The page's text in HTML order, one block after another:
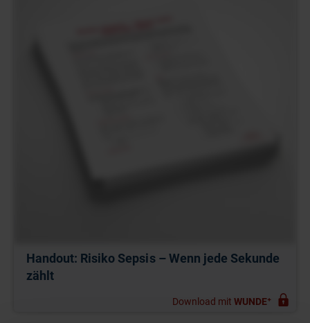
Handout: Risiko Sepsis – Wenn jede Sekunde
zählt
Download mit WUNDE⁺